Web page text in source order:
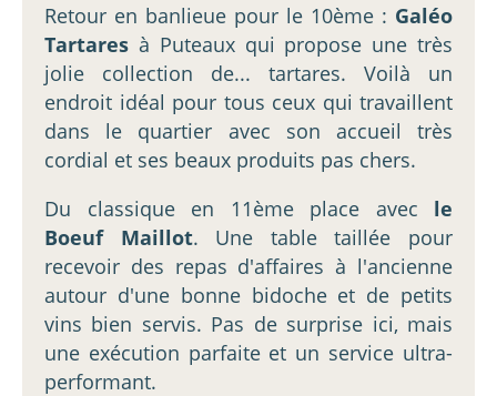
Retour en banlieue pour le 10ème : Galéo
Tartares à Puteaux qui propose une très
jolie collection de... tartares. Voilà un
endroit idéal pour tous ceux qui travaillent
dans le quartier avec son accueil très
cordial et ses beaux produits pas chers.
Du classique en 11ème place avec le
Boeuf Maillot. Une table taillée pour
recevoir des repas d'affaires à l'ancienne
autour d'une bonne bidoche et de petits
vins bien servis. Pas de surprise ici, mais
une exécution parfaite et un service ultra-
performant.